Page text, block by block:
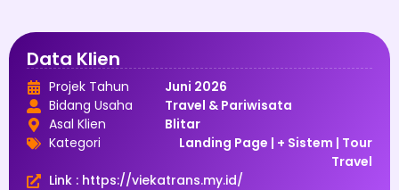
Data Klien
Projek Tahun
Juni 2026
Bidang Usaha
Travel & Pariwisata
Asal Klien
Blitar
Kategori
Landing Page | + Sistem | Tour
Travel
Link : https://viekatrans.my.id/